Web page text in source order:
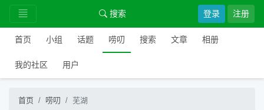
搜索 登录 注册
首页 小组 话题 唠叨 搜索 文章 相册
我的社区 用户
首页 唠叨 芜湖